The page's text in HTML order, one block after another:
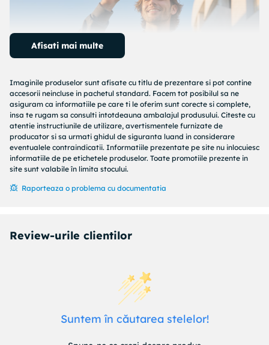
Afisati mai multe
Imaginile produselor sunt afisate cu titlu de prezentare si pot contine
accesorii neincluse in pachetul standard. Facem tot posibilul sa ne
asiguram ca informatiile pe care ti le oferim sunt corecte si complete,
insa te rugam sa consulti intotdeauna ambalajul produsului. Citeste cu
atentie instructiunile de utilizare, avertismentele furnizate de
producator si sa urmati ghidul de siguranta luand in considerare
eventualele contraindicatii. Informatiile prezentate pe site nu inlocuiesc
informatiile de pe etichetele produselor. Toate promotiile prezente in
site sunt valabile în limita stocului.
Raporteaza o problema cu documentatia
Review-urile clientilor
Suntem în căutarea stelelor!